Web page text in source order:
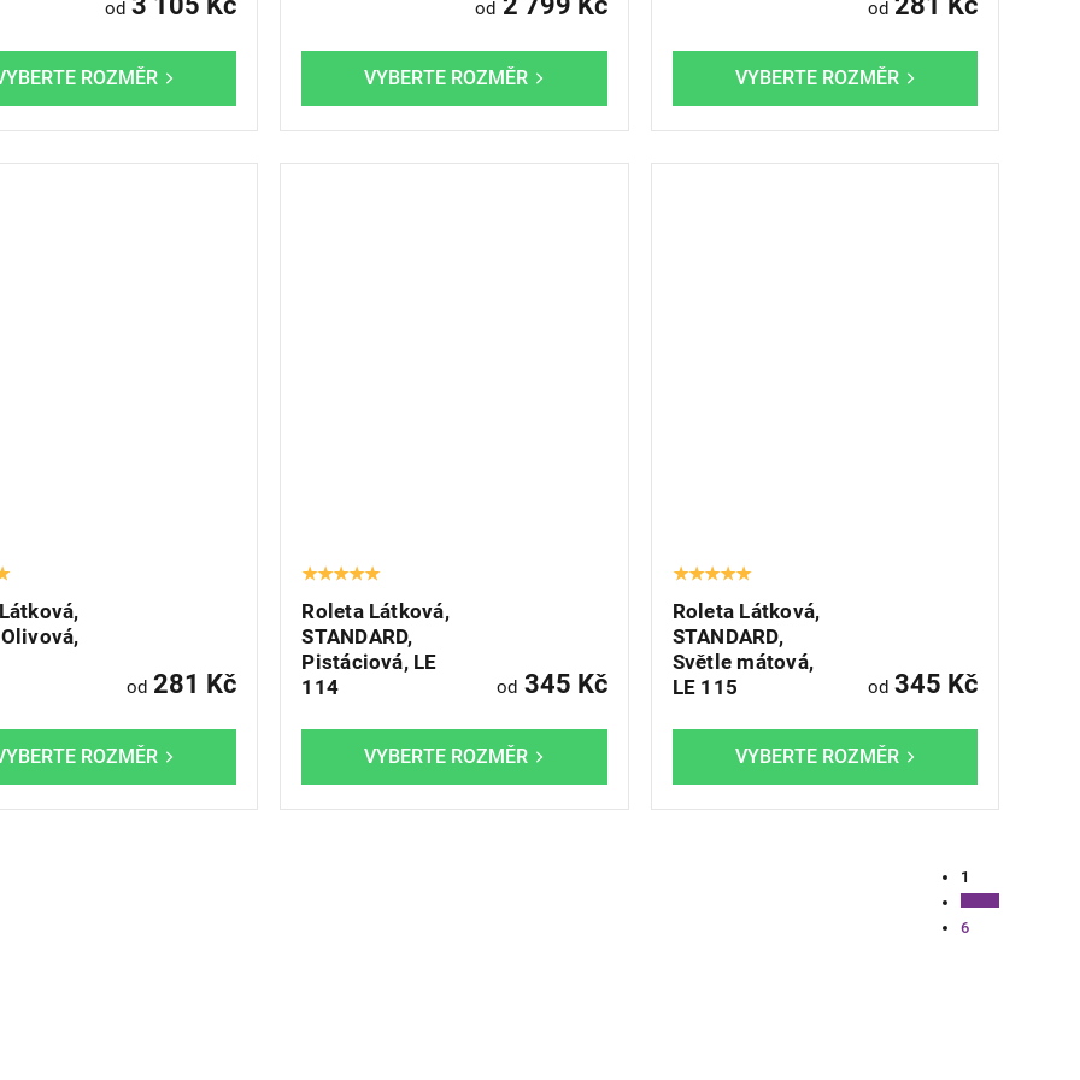
od od od
od 281 Kč
Roleta Látková,
STANDARD,
Pistáciová, LE
114
od 345 Kč
Roleta Látková,
STANDARD,
Světle mátová,
LE 115
od345 Kč
výpisu
Stránkování
1
6